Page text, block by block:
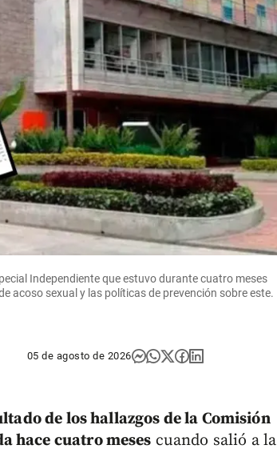
Independiente que estuvo durante cuatro meses
acoso sexual y las políticas de prevención sobre este.
05 de agosto de 2026
de los hallazgos de la Comisión
hace cuatro meses cuando salió a